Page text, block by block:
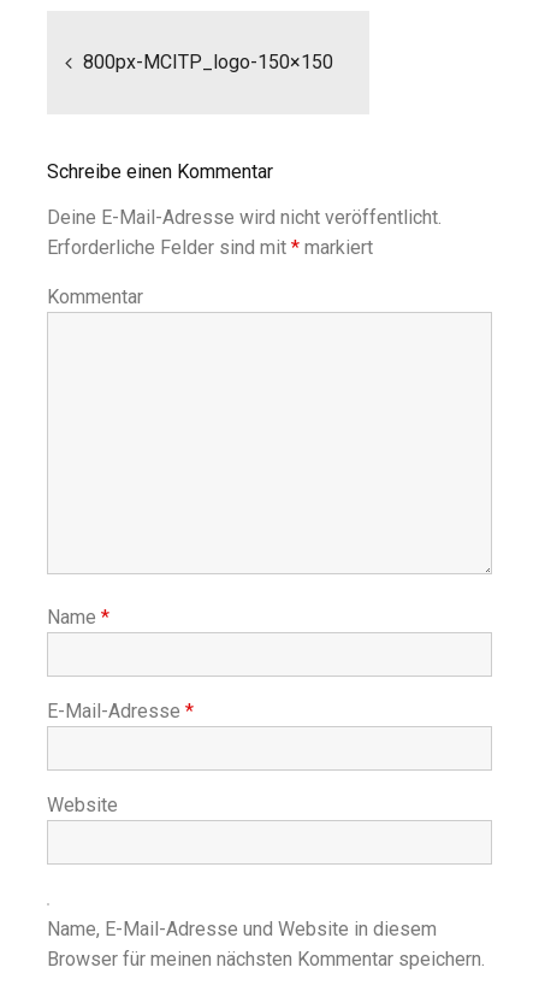
800px-MCITP_logo-150×150
Schreibe einen Kommentar
Deine E-Mail-Adresse wird nicht veröffentlicht.
Erforderliche Felder sind mit * markiert
Kommentar
Name *
E-Mail-Adresse *
Website
Name, E-Mail-Adresse und Website in diesem
Browser für meinen nächsten Kommentar speichern.